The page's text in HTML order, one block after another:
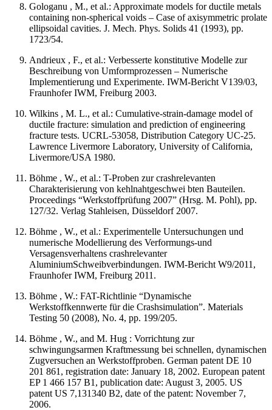
Gologanu , M., et al.: Approximate models for ductile metals
containing non-spherical voids – Case of axisymmetric prolate
ellipsoidal cavities. J. Mech. Phys. Solids 41 (1993), pp.
1723/54.
Andrieux , F., et al.: Verbesserte konstitutive Modelle zur
Beschreibung von Umformprozessen – Numerische
Implementierung und Experimente. IWM-Bericht V139/03,
Fraunhofer IWM, Freiburg 2003.
Wilkins , M. L., et al.: Cumulative-strain-damage model of
ductile fracture: simulation and prediction of engineering
fracture tests. UCRL-53058, Distribution Category UC-25.
Lawrence Livermore Laboratory, University of California,
Livermore/USA 1980.
Böhme , W., et al.: T-Proben zur crashrelevanten
Charakterisierung von kehlnahtgeschwei bten Bauteilen.
Proceedings “Werkstoffprüfung 2007” (Hrsg. M. Pohl), pp.
127/32. Verlag Stahleisen, Düsseldorf 2007.
Böhme , W., et al.: Experimentelle Untersuchungen und
numerische Modellierung des Verformungs-und
Versagensverhaltens crashrelevanter
AluminiumSchweibverbindungen. IWM-Bericht W9/2011,
Fraunhofer IWM, Freiburg 2011.
Böhme , W.: FAT-Richtlinie “Dynamische
Werkstoffkennwerte für die Crashsimulation”. Materials
Testing 50 (2008), No. 4, pp. 199/205.
Böhme , W., and M. Hug : Vorrichtung zur
schwingungsarmen Kraftmessung bei schnellen, dynamischen
Zugversuchen an Werkstoffproben. German patent DE 10
201 861, registration date: January 18, 2002. European patent
EP 1 466 157 B1, publication date: August 3, 2005. US
patent US 7,131340 B2, date of the patent: November 7,
2006.